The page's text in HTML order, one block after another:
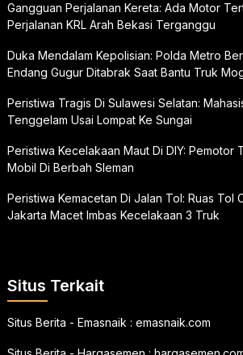
Gangguan Perjalanan Kereta: Ada Motor
Perjalanan KRL Arah Bekasi Terganggu
Duka Mendalam Kepolisian: Polda Metro
Endang Gugur Ditabrak Saat Bantu Truk
Peristiwa Tragis Di Sulawesi Selatan:
Tenggelam Usai Lompat Ke Sungai
Peristiwa Kecelakaan Maut Di DIY: Pemotor
Mobil Di Berbah Sleman
Peristiwa Kemacetan Di Jalan Tol: Ruas Tol
Jakarta Macet Imbas Kecelakaan 3 Truk
Situs Terkait
Situs Berita - Emasnaik : emasnaik.com